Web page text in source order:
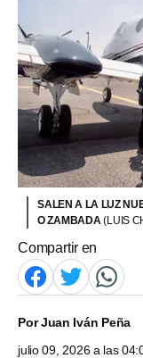
SALEN A LA LUZ
O ZAMBADA(LUIS
Compartir en
PorJuan Iván Peña
julio 09, 2026 a las